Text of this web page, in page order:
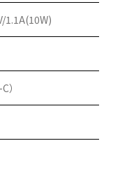
1.1A(10W)
）